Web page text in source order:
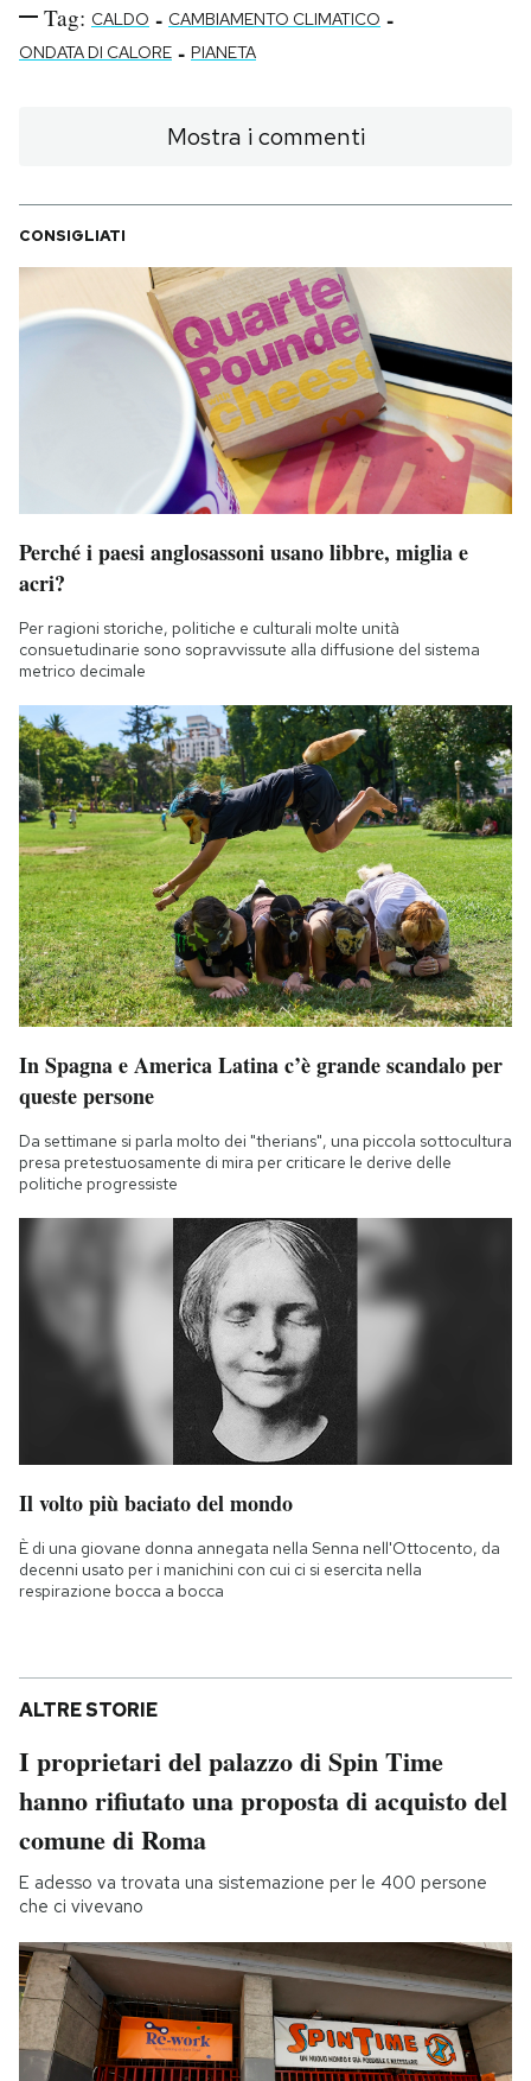
Tag: CALDO - CAMBIAMENTO CLIMATICO -
ONDATA DI CALORE - PIANETA
Mostra i commenti
CONSIGLIATI
Perché i paesi anglosassoni usano libbre, miglia e
acri?
Per ragioni storiche, politiche e culturali molte unità
consuetudinarie sono sopravvissute alla diffusione del sistema
metrico decimale
In Spagna e America Latina c’è grande scandalo per
queste persone
Da settimane si parla molto dei "therians", una piccola sottocultura
presa pretestuosamente di mira per criticare le derive delle
politiche progressiste
Il volto più baciato del mondo
È di una giovane donna annegata nella Senna nell'Ottocento, da
decenni usato per i manichini con cui ci si esercita nella
respirazione bocca a bocca
ALTRE STORIE
I proprietari del palazzo di Spin Time
hanno rifiutato una proposta di acquisto del
comune di Roma
E adesso va trovata una sistemazione per le 400 persone
che ci vivevano